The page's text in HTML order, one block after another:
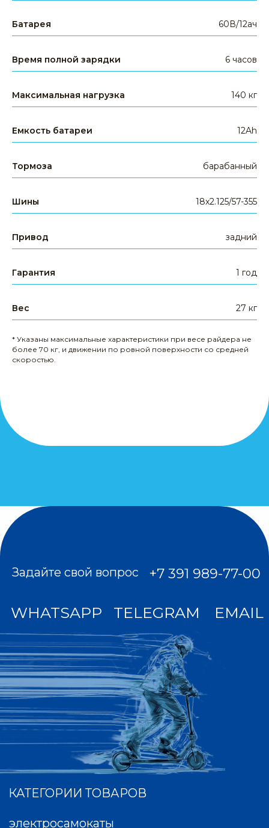
Батарея 60В/12ач
Время полной зарядки 6 часов
Максимальная нагрузка 140 кг
Емкость батареи 12Ah
Тормоза барабанный
Шины 18х2.125/57-355
Привод задний
Гарантия 1 год
Вес 27 кг
* Указаны максимальные характеристики при весе райдера не
более 70 кг, и движении по ровной поверхности со средней
скоростью.
Задайте свой вопрос
доставка и оплата
политика конфиденциальности
публичная оферта
КАТЕГОРИИ ТОВАРОВ
электросамокаты
гироскутеры
электроскутеры
аксессуары
запчасти
Все цены на сайте не являются публичной
офертой. Мы используем куки для
Если Вы продолжите использовать сайт, мы
будем считать, что Вас это устраивает. Мы
получаем и обрабатываем персональные
данные посетителей нашего сайта в
соответствии с официальной политикой и
пользовательским соглашением. Если вы не
даете согласие на обработку своих
персональных данных, Вам необходимо
покинуть наш сайт.
вк